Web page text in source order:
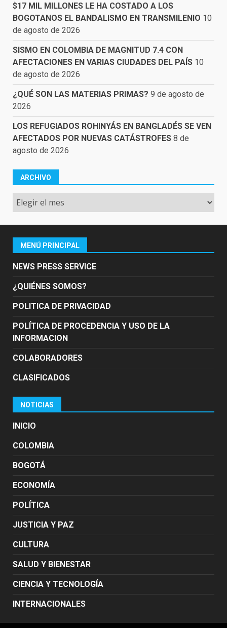
$17 MIL MILLONES LE HA COSTADO A LOS
BOGOTANOS EL BANDALISMO EN TRANSMILENIO 10
de agosto de 2026
SISMO EN COLOMBIA DE MAGNITUD 7.4 CON
AFECTACIONES EN VARIAS CIUDADES DEL PAÍS 10
de agosto de 2026
¿QUÉ SON LAS MATERIAS PRIMAS? 9 de agosto de
2026
LOS REFUGIADOS ROHINYÁS EN BANGLADÉS SE VEN
AFECTADOS POR NUEVAS CATÁSTROFES 8 de
agosto de 2026
ARCHIVO
Archivo
MENÚ PRINCIPAL
NEWS PRESS SERVICE
¿QUIÉNES SOMOS?
POLITICA DE PRIVACIDAD
POLÍTICA DE PROCEDENCIA Y USO DE LA
INFORMACION
COLABORADORES
CLASIFICADOS
NOTICIAS
INICIO
COLOMBIA
BOGOTÁ
ECONOMÍA
POLÍTICA
JUSTICIA Y PAZ
CULTURA
SALUD Y BIENESTAR
CIENCIA Y TECNOLOGÍA
INTERNACIONALES